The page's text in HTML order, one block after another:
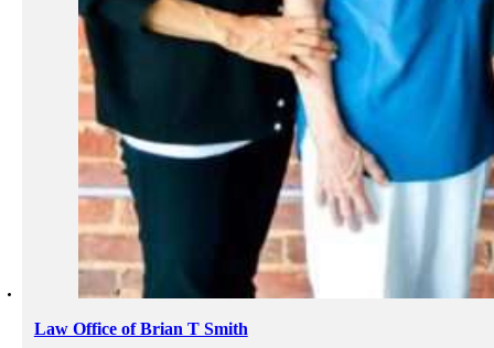
Law Office of Brian T Smith